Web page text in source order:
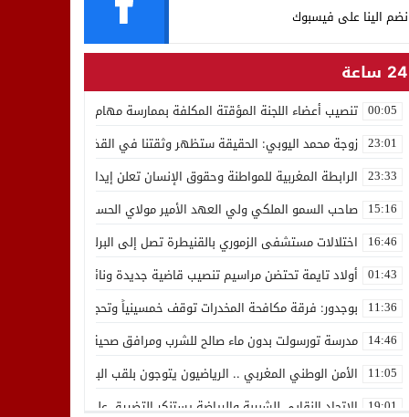
الينا على فيسبوك
24 ساعة
00:05 تنصيب أعضاء اللجنة المؤقتة المكلفة بممارسة مهام المجلس الوطني
23:01 زوجة محمد اليوبي: الحقيقة ستظهر وثقتنا في القضاء ثابتة
23:33 الرابطة المغربية للمواطنة وحقوق الإنسان تعلن إيداع رئيسها
15:16 صاحب السمو الملكي ولي العهد الأمير مولاي الحسن يدشن “برج
16:46 اختلالات مستشفى الزموري بالقنيطرة تصل إلى البرلمان واستقالة
01:43 أولاد تايمة تحتضن مراسيم تنصيب قاضية جديدة ونائب لوكيل الملك
11:36 بوجدور: فرقة مكافحة المخدرات توقف خمسينياً وتحجز 10 كيلوغرامات من الشيرا
14:46 مدرسة تورسولت بدون ماء صالح للشرب ومرافق صحية في وضعية
11:05 الأمن الوطني المغربي .. الرياضيون يتوجون بلقب البطولة العربية
19:01 الاتحاد النقابي للشبيبة والرياضة يستنكر التضييق على الموظفين